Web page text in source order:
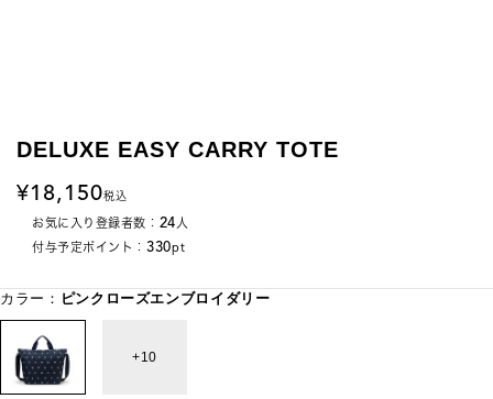
DELUXE EASY CARRY TOTE
18,150税込
お気に入り登録者数： 24人
付与予定ポイント： 330pt
カラー： ピンクローズエンブロイダリー
10